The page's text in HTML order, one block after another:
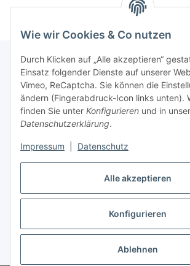
Alle akzeptieren
Konfigurieren
Ablehnen
Wie wir Cookies & Co nutzen
Durch Klicken auf „Alle akzeptieren“
Einsatz folgender Dienste auf unserer
Vimeo, ReCaptcha. Sie können die
ändern (Fingerabdruck-Icon links unten).
finden Sie unter Konfigurieren und in
Datenschutzerklärung.
Impressum Datenschutz
Informationen
Gesetzliche Informationen
* Alle Preise inkl. gesetzlicher USt., zzgl.Versand